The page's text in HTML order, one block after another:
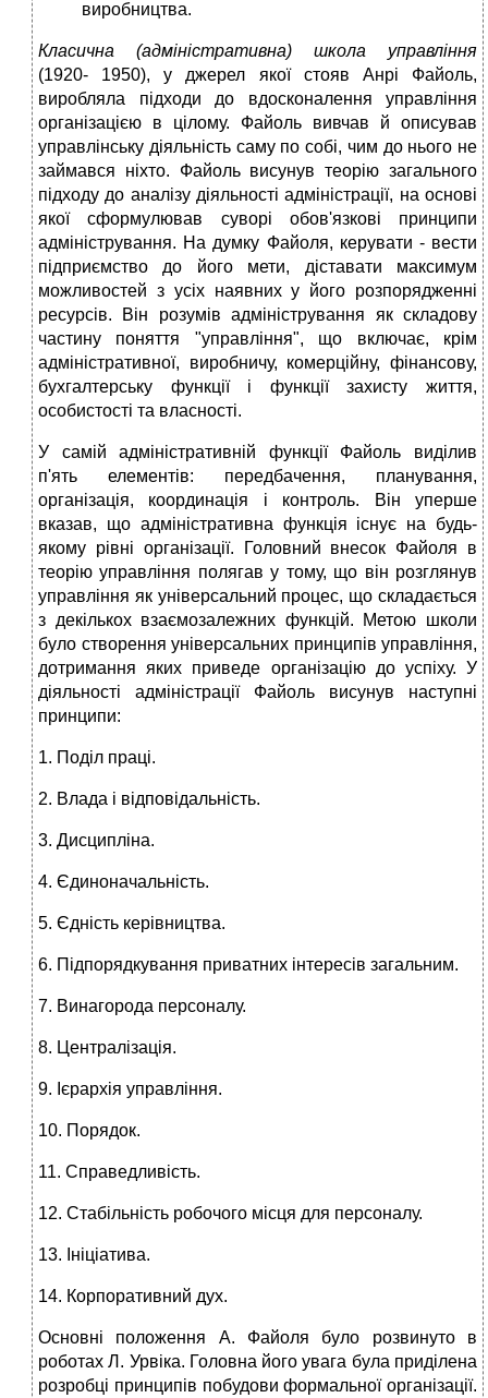
виробництва.
Класична (адміністративна) школа управління
(1920- 1950), у джерел якої стояв Анрі Файоль,
виробляла підходи до вдосконалення управління
організацією в цілому. Файоль вивчав й описував
управлінську діяльність саму по собі, чим до нього не
займався ніхто. Файоль висунув теорію загального
підходу до аналізу діяльності адміністрації, на основі
якої сформулював суворі обов'язкові принципи
адміністрування. На думку Файоля, керувати - вести
підприємство до його мети, діставати максимум
можливостей з усіх наявних у його розпорядженні
ресурсів. Він розумів адміністрування як складову
частину поняття "управління", що включає, крім
адміністративної, виробничу, комерційну, фінансову,
бухгалтерську функції і функції захисту життя,
особистості та власності.
У самій адміністративній функції Файоль виділив
п'ять елементів: передбачення, планування,
організація, координація і контроль. Він уперше
вказав, що адміністративна функція існує на будь-
якому рівні організації. Головний внесок Файоля в
теорію управління полягав у тому, що він розглянув
управління як універсальний процес, що складається
з декількох взаємозалежних функцій. Метою школи
було створення універсальних принципів управління,
дотримання яких приведе організацію до успіху. У
діяльності адміністрації Файоль висунув наступні
принципи:
1. Поділ праці.
2. Влада і відповідальність.
3. Дисципліна.
4. Єдиноначальність.
5. Єдність керівництва.
6. Підпорядкування приватних інтересів загальним.
7. Винагорода персоналу.
8. Централізація.
9. Ієрархія управління.
10. Порядок.
11. Справедливість.
12. Стабільність робочого місця для персоналу.
13. Ініціатива.
14. Корпоративний дух.
Основні положення А. Файоля було розвинуто в
роботах Л. Урвіка. Головна його увага була приділена
розробці принципів побудови формальної організації.